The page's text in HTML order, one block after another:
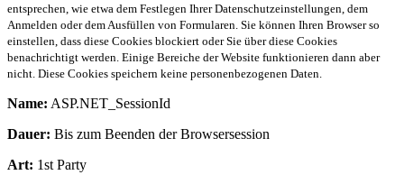
entsprechen, wie etwa dem Festlegen Ihrer Datenschutzeinstellungen, dem
Anmelden oder dem Ausfüllen von Formularen. Sie können Ihren Browser so
einstellen, dass diese Cookies blockiert oder Sie über diese Cookies
benachrichtigt werden. Einige Bereiche der Website funktionieren dann aber
nicht. Diese Cookies speichern keine personenbezogenen Daten.
Name: ASP.NET_SessionId
Dauer: Bis zum Beenden der Browsersession
Art: 1st Party